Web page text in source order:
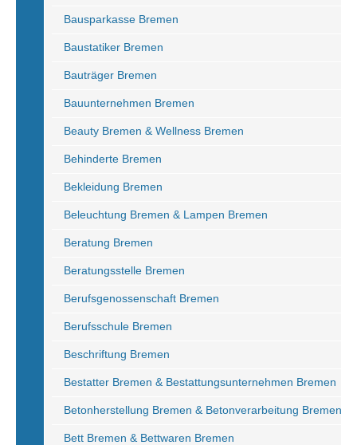
Bausparkasse Bremen
Baustatiker Bremen
Bauträger Bremen
Bauunternehmen Bremen
Beauty Bremen & Wellness Bremen
Behinderte Bremen
Bekleidung Bremen
Beleuchtung Bremen & Lampen Bremen
Beratung Bremen
Beratungsstelle Bremen
Berufsgenossenschaft Bremen
Berufsschule Bremen
Beschriftung Bremen
Bestatter Bremen & Bestattungsunternehmen Bremen
Betonherstellung Bremen & Betonverarbeitung Bremen
Bett Bremen & Bettwaren Bremen